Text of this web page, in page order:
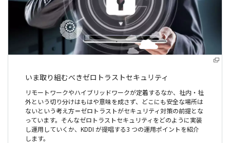
いま取り組むべきゼロトラストセキュリティ
リモートワークやハイブリッドワークが定着するなか、社内・社
外という切り分けはもはや意味を成さず、どこにも安全な場所は
ないという考え方＝ゼロトラストがセキュリティ対策の前提とな
っています。そんなゼロトラストセキュリティをどのように実装
し運用していくか、KDDI が提唱する3 つの運用ポイントを紹介
します。